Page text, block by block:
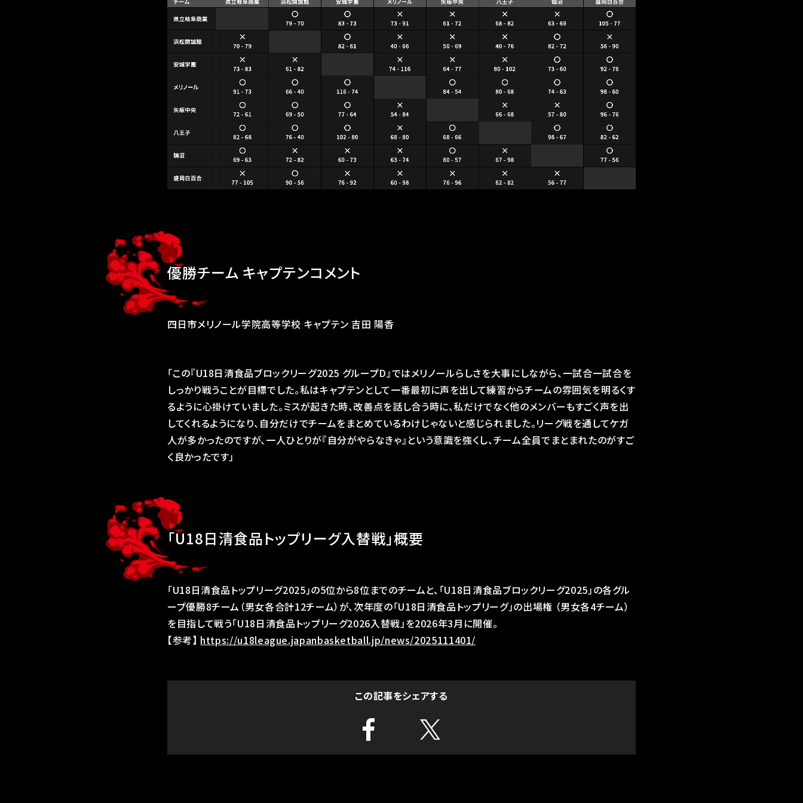
優勝チーム キャプテンコメント
四日市メリノール学院高等学校 キャプテン 吉田 陽香
「この『U18日清食品ブロックリーグ2025 グループD』ではメリノールらしさを大事にしながら、一試合一試合を
しっかり戦うことが目標でした。私はキャプテンとして一番最初に声を出して練習からチームの雰囲気を明るくす
るように心掛けていました。ミスが起きた時、改善点を話し合う時に、私だけでなく他のメンバーもすごく声を出
してくれるようになり、自分だけでチームをまとめているわけじゃないと感じられました。リーグ戦を通してケガ
人が多かったのですが、一人ひとりが『自分がやらなきゃ』という意識を強くし、チーム全員でまとまれたのがすご
く良かったです」
「U18日清食品トップリーグ入替戦」概要
「U18日清食品トップリーグ2025」の5位から8位までのチームと、「U18日清食品ブロックリーグ2025」の各グル
ープ優勝8チーム（男女各合計12チーム）が、次年度の「U18日清食品トップリーグ」の出場権 （男女各4チーム）
を目指して戦う「U18日清食品トップリーグ2026入替戦」を2026年3月に開催。
【参考】 https://u18league.japanbasketball.jp/news/2025111401/
この記事をシェアする